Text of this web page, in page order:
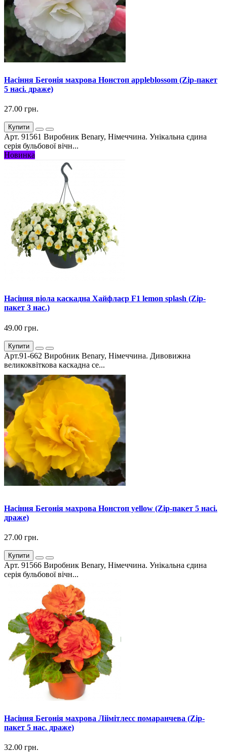
Насіння Бегонія махрова Нонстоп appleblossom (Zip-пакет
5 насі. драже)
27.00 грн.
Купити
Арт. 91561 Виробник Benary, Німеччина. Унікальна єдина
серія бульбової вічн...
Новинка
Насіння віола каскадна Хайфлаєр F1 lemon splash (Zip-
пакет 3 нас.)
49.00 грн.
Купити
Арт.91-662 Виробник Benary, Німеччина. Дивовижна
великоквіткова каскадна се...
Насіння Бегонія махрова Нонстоп yellow (Zip-пакет 5 насі.
драже)
27.00 грн.
Купити
Арт. 91566 Виробник Benary, Німеччина. Унікальна єдина
серія бульбової вічн...
Насіння Бегонія махрова Ліімітлесс помаранчева (Zip-
пакет 5 нас. драже)
32.00 грн.